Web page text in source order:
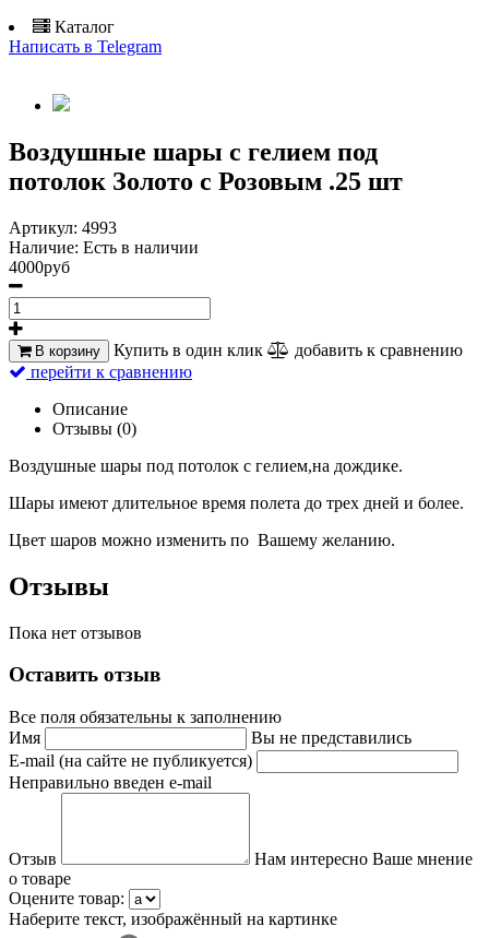
Каталог
Написать в Telegram
Воздушные шары с гелием под
потолок Золото с Розовым .25 шт
Артикул: 4993
Наличие: Есть в наличии
4000руб
В корзину Купить в один клик
добавить к сравнению
перейти к сравнению
Описание
Отзывы (0)
Воздушные шары под потолок с гелием,на дождике.
Шары имеют длительное время полета до трех дней и более.
Цвет шаров можно изменить по Вашему желанию.
Отзывы
Пока нет отзывов
Оставить отзыв
Все поля обязательны к заполнению
Имя
Вы не представились
E-mail (на сайте не публикуется)
Неправильно введен e-mail
Отзыв
Нам интересно Ваше мнение
о товаре
Оцените товар:
Наберите текст, изображённый на картинке